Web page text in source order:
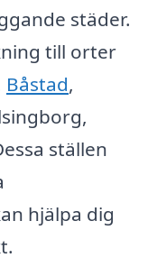
städer.
till orter
Båstad,
ställen
hjälpa dig